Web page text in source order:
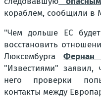
кораблем, сообщили
"Чем дольше ЕС
восстановить
ЛюксембургаФернан
"Известиями" заявил,
него проверки
контакты между